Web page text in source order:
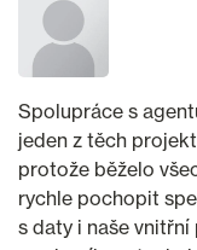
Spolupráce s
jeden z těch
protože běželo
rychle pochopit
s daty i naše